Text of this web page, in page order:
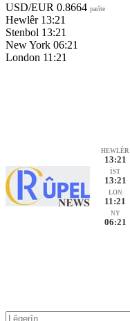
USD/EUR 0.8664 parîte
Hewlêr 13:21
Stenbol 13:21
New York 06:21
London 11:21
HEWLÊR
13:21
İST
13:21
LON
11:21
NY
06:21